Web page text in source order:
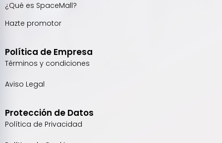
¿Qué es SpaceMall?
Hazte promotor
Política de Empresa
Términos y condiciones
Aviso Legal
Protección de Datos
Política de Privacidad